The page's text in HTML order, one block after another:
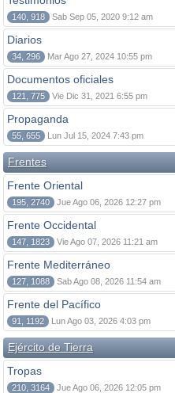
140, 918 Sab Sep 05, 2020 9:12 am
Diarios
34, 296 Mar Ago 27, 2024 10:55 pm
Documentos oficiales
121, 775 Vie Dic 31, 2021 6:55 pm
Propaganda
55, 655 Lun Jul 15, 2024 7:43 pm
Frentes
Frente Oriental
195, 2740 Jue Ago 06, 2026 12:27 pm
Frente Occidental
147, 1823 Vie Ago 07, 2026 11:21 am
Frente Mediterráneo
127, 1088 Sab Ago 08, 2026 11:54 am
Frente del Pacífico
91, 1192 Lun Ago 03, 2026 4:03 pm
Ejército de Tierra
Tropas
210, 3164 Jue Ago 06, 2026 12:05 pm